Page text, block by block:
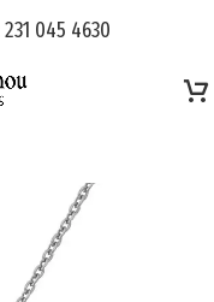
231 045 4630